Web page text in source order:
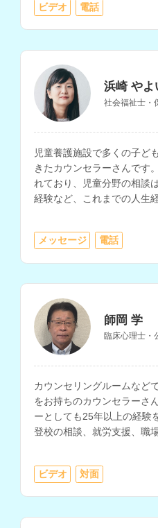
ビデオ 電話
浜崎 やよ
社会福祉士・
児童養護施設で多くの子ど
きたカウンセラーさんです
れており、児童分野の相談
経験など、これまでの人生
可能です。ファイナンシャ
で、お金に関する相談もし
メッセージ 電話
師岡 学
臨床心理士・
カウンセリングルームなど
をお持ちのカウンセラーさ
ーとしても25年以上の経験
登校の相談、就労支援、職
ビデオ 対面